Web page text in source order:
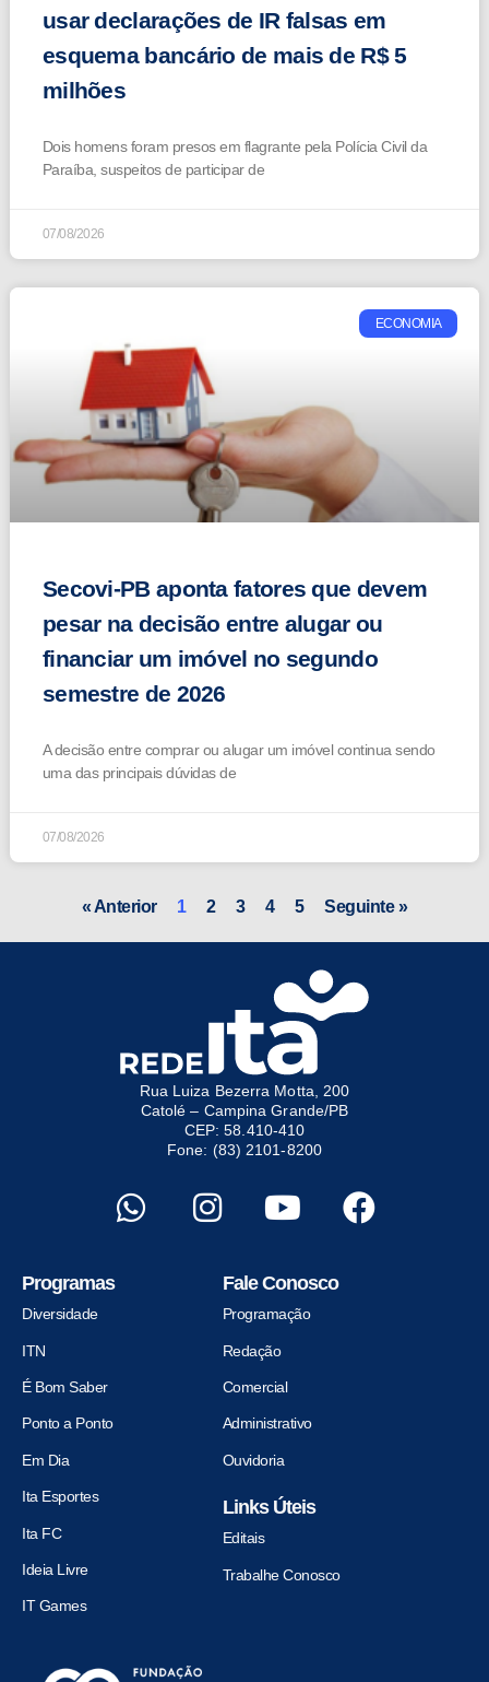
usar declarações de IR falsas em
esquema bancário de mais de R$ 5
milhões
Dois homens foram presos em flagrante pela Polícia Civil da
Paraíba, suspeitos de participar de
07/08/2026
ECONOMIA
Secovi-PB aponta fatores que devem
pesar na decisão entre alugar ou
financiar um imóvel no segundo
semestre de 2026
A decisão entre comprar ou alugar um imóvel continua sendo
uma das principais dúvidas de
07/08/2026
« Anterior 1 2 3 4 5 Seguinte »
Rua Luiza Bezerra Motta, 200
Catolé – Campina Grande/PB
CEP: 58.410-410
Fone: (83) 2101-8200
Programas
Diversidade
ITN
É Bom Saber
Ponto a Ponto
Em Dia
Ita Esportes
Ita FC
Ideia Livre
IT Games
Fale Conosco
Programação
Redação
Comercial
Administrativo
Ouvidoria
Links Úteis
Editais
Trabalhe Conosco